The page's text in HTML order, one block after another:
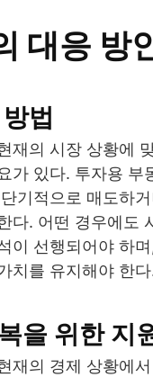
대응 방
법
재의 시장 상황에
가 있다. 투자용 부
기적으로 매도하
다. 어떤 경우에도
이 선행되어야 하
치를 유지해야 한
을 위한 지
재의 경제 상황에